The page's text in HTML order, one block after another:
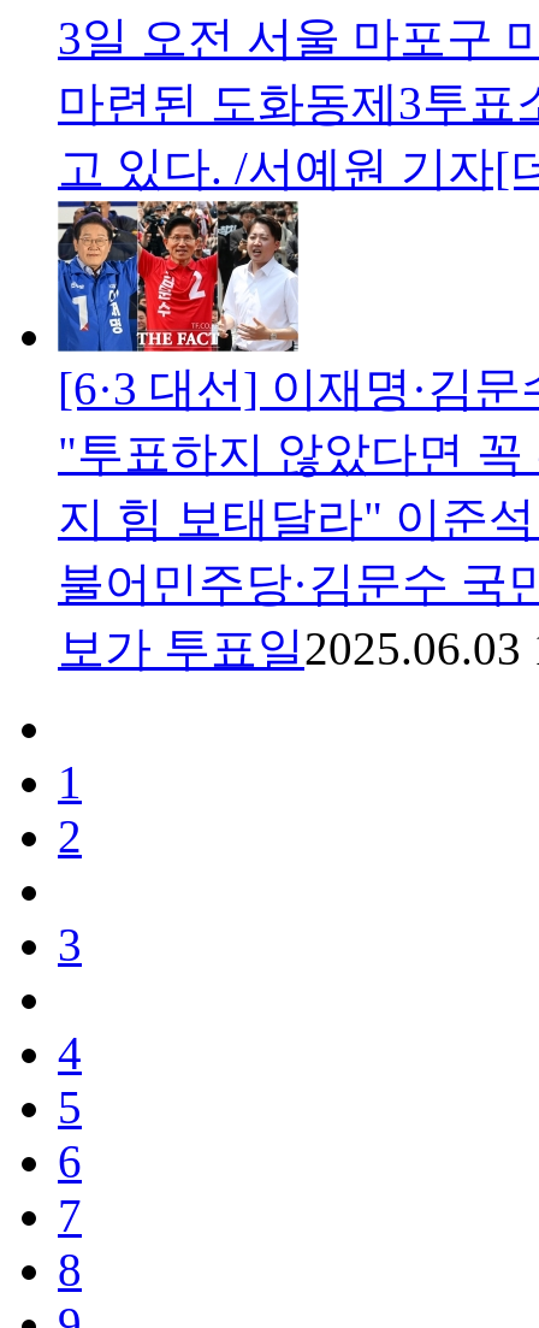
3일 오전 서울 마포구
마련된 도화동제3투표
고 있다. /서예원 기자[
[6·3 대선] 이재명·김
"투표하지 않았다면
지 힘 보태달라" 이준
불어민주당·김문수 국
보가 투표일2025.06.03
1
2
3
4
5
6
7
8